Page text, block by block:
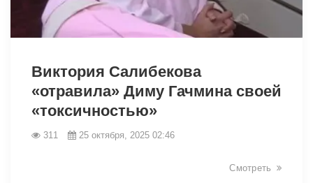
Виктория Салибекова
«отравила» Диму Гачмина своей
«токсичностью»
311 25 октября, 2025 02:46
Смотреть